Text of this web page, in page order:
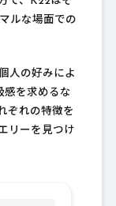
ルな場面での
人の好みによ
感を求めるな
ぞれの特徴を
リーを見つけ